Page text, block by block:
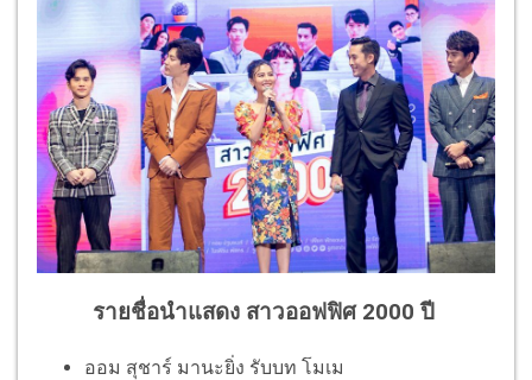
รายชื่อนำแสดง สาวออฟฟิศ 2000 ปี
ออม สุชาร์ มานะยิ่ง รับบท โมเม